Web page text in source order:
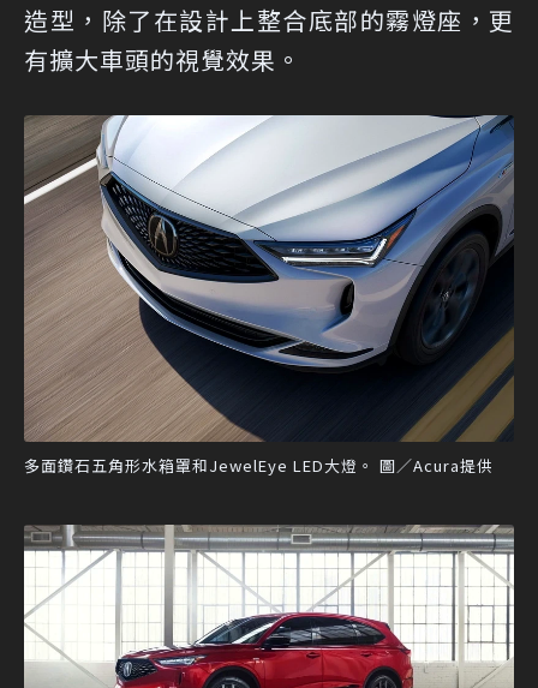
造型，除了在設計上整合底部的霧燈座，更
有擴大車頭的視覺效果。
多面鑽石五角形水箱罩和JewelEye LED大燈。 圖／Acura提供